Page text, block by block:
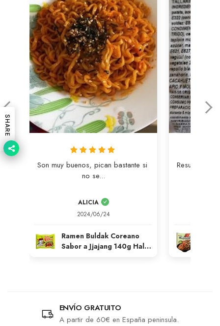
Son muy buenos, pican bastante si
no se...
ALICIA
2024/06/24
Ramen Buldak Coreano
Sabor a Jjajang 140g Halal
Resulta que
ENVÍO GRATUITO
A partir de 60€ en España peninsula.
SHARE